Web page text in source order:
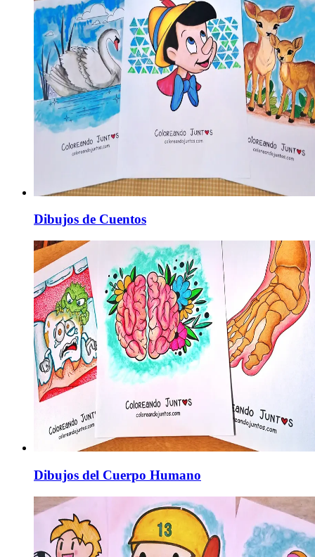
Dibujos de Cuentos
Dibujos del Cuerpo Humano